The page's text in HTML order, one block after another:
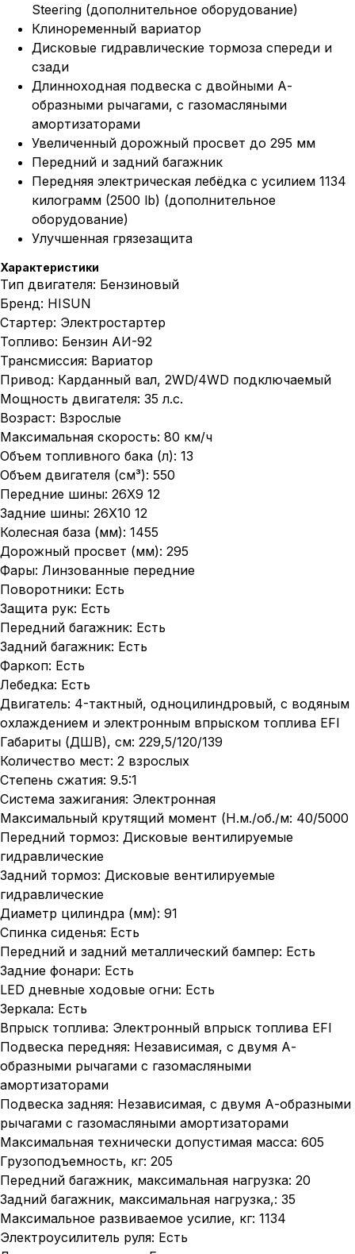
Steering (дополнительное оборудование)
Клиноременный вариатор
Дисковые гидравлические тормоза спереди и
сзади
Длинноходная подвеска с двойными А-
образными рычагами, с газомасляными
амортизаторами
Увеличенный дорожный просвет до 295 мм
Передний и задний багажник
Передняя электрическая лебёдка с усилием 1134
килограмм (2500 lb) (дополнительное
оборудование)
Улучшенная грязезащита
Характеристики
Тип двигателя: Бензиновый
Бренд: HISUN
Стартер: Электростартер
Топливо: Бензин АИ-92
Трансмиссия: Вариатор
Привод: Карданный вал, 2WD/4WD подключаемый
Мощность двигателя: 35 л.с.
Возраст: Взрослые
Максимальная скорость: 80 км/ч
Объем топливного бака (л): 13
Объем двигателя (см³): 550
Передние шины: 26Х9 12
Задние шины: 26Х10 12
Колесная база (мм): 1455
Дорожный просвет (мм): 295
Фары: Линзованные передние
Поворотники: Есть
Защита рук: Есть
Передний багажник: Есть
Задний багажник: Есть
Фаркоп: Есть
Лебедка: Есть
Двигатель: 4-тактный, одноцилиндровый, с водяным
охлаждением и электронным впрыском топлива EFI
Габариты (ДШВ), см: 229,5/120/139
Количество мест: 2 взрослых
Степень сжатия: 9.5:1
Система зажигания: Электронная
Максимальный крутящий момент (Н.м./об./м: 40/5000
Передний тормоз: Дисковые вентилируемые
гидравлические
Задний тормоз: Дисковые вентилируемые
гидравлические
Диаметр цилиндра (мм): 91
Спинка сиденья: Есть
Передний и задний металлический бампер: Есть
Задние фонари: Есть
LED дневные ходовые огни: Есть
Зеркала: Есть
Впрыск топлива: Электронный впрыск топлива EFI
Подвеска передняя: Независимая, с двумя А-
образными рычагами с газомасляными
амортизаторами
Подвеска задняя: Независимая, с двумя А-образными
рычагами с газомасляными амортизаторами
Максимальная технически допустимая масса: 605
Грузоподъемность, кг: 205
Передний багажник, максимальная нагрузка: 20
Задний багажник, максимальная нагрузка,: 35
Максимальное развиваемое усилие, кг: 1134
Электроусилитель руля: Есть